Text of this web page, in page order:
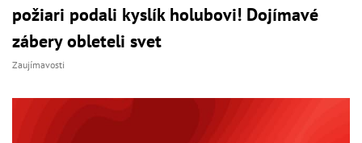
požiari podali kyslík holubovi! Dojímavé
zábery obleteli svet
Zaujímavosti